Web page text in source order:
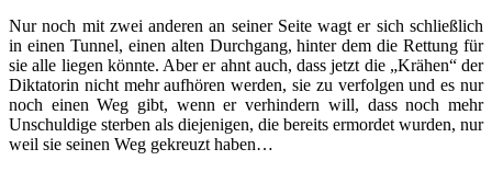
Nur noch mit zwei anderen an seiner Seite wagt er sich schließlich
in einen Tunnel, einen alten Durchgang, hinter dem die Rettung für
sie alle liegen könnte. Aber er ahnt auch, dass jetzt die „Krähen“ der
Diktatorin nicht mehr aufhören werden, sie zu verfolgen und es nur
noch einen Weg gibt, wenn er verhindern will, dass noch mehr
Unschuldige sterben als diejenigen, die bereits ermordet wurden, nur
weil sie seinen Weg gekreuzt haben…